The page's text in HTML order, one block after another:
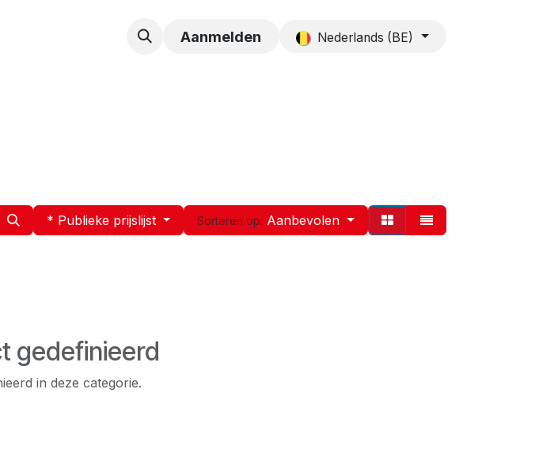
Vacatures Contact
Aanmelden Nederlands (BE)
* Publieke prijslijst Sorteren op: Aanbevolen
gedefinieerd
in deze categorie.